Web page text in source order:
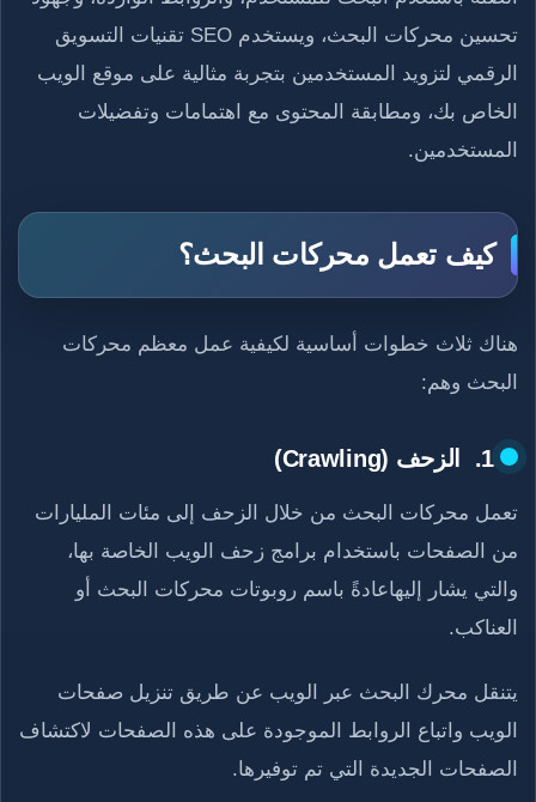
تحسين محركات البحث، ويستخدم SEO تقنيات التسويق
الرقمي لتزويد المستخدمين بتجربة مثالية على موقع الويب
الخاص بك، ومطابقة المحتوى مع اهتمامات وتفضيلات
المستخدمين.
كيف تعمل محركات البحث؟
هناك ثلاث خطوات أساسية لكيفية عمل معظم محركات
البحث وهم:
1. الزحف (Crawling)
تعمل محركات البحث من خلال الزحف إلى مئات المليارات
من الصفحات باستخدام برامج زحف الويب الخاصة بها،
والتي يشار إليهاعادةً باسم روبوتات محركات البحث أو
العناكب.
يتنقل محرك البحث عبر الويب عن طريق تنزيل صفحات
الويب واتباع الروابط الموجودة على هذه الصفحات لاكتشاف
الصفحات الجديدة التي تم توفيرها.